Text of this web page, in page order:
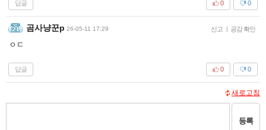
답글 0
0
곰사냥꾼p 26-05-11 17:29 신고 | 공감 확인
ㅇㄷ
답글 0
0
새로고침
등록